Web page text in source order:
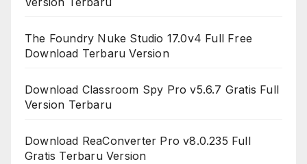
The Foundry Nuke Studio 17.0v4 Full Free
Download Terbaru Version
Download Classroom Spy Pro v5.6.7 Gratis Full
Version Terbaru
Download ReaConverter Pro v8.0.235 Full
Gratis Terbaru Version